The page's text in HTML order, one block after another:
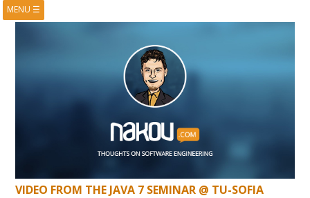
MENU ☰
VIDEO FROM THE JAVA 7 SEMINAR @ TU-SOFIA